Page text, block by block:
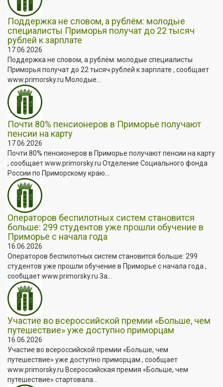
Поддержка не словом, а рублём: молодые
специалисты Приморья получат до 22 тысяч
рублей к зарплате
17.06.2026
Поддержка не словом, а рублём: молодые специалисты
Приморья получат до 22 тысяч рублей к зарплате , сообщает
www.primorsky.ru Молодые...
Почти 80% пенсионеров в Приморье получают
пенсии на карту
17.06.2026
Почти 80% пенсионеров в Приморье получают пенсии на карту
, сообщает www.primorsky.ru Отделение Социального фонда
России по Приморскому краю...
Операторов беспилотных систем становится
больше: 299 студентов уже прошли обучение в
Приморье с начала года
16.06.2026
Операторов беспилотных систем становится больше: 299
студентов уже прошли обучение в Приморье с начала года ,
сообщает www.primorsky.ru За...
Участие во всероссийской премии «Больше, чем
путешествие» уже доступно приморцам
16.06.2026
Участие во всероссийской премии «Больше, чем
путешествие» уже доступно приморцам , сообщает
www.primorsky.ru Всероссийская премия «Больше, чем
путешествие» стартовала...